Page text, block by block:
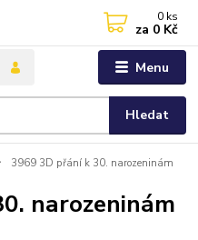
Menu
Hledat
0 ks
za 0 Kč
3969 3D přání k 30. narozeninám
narozeninám